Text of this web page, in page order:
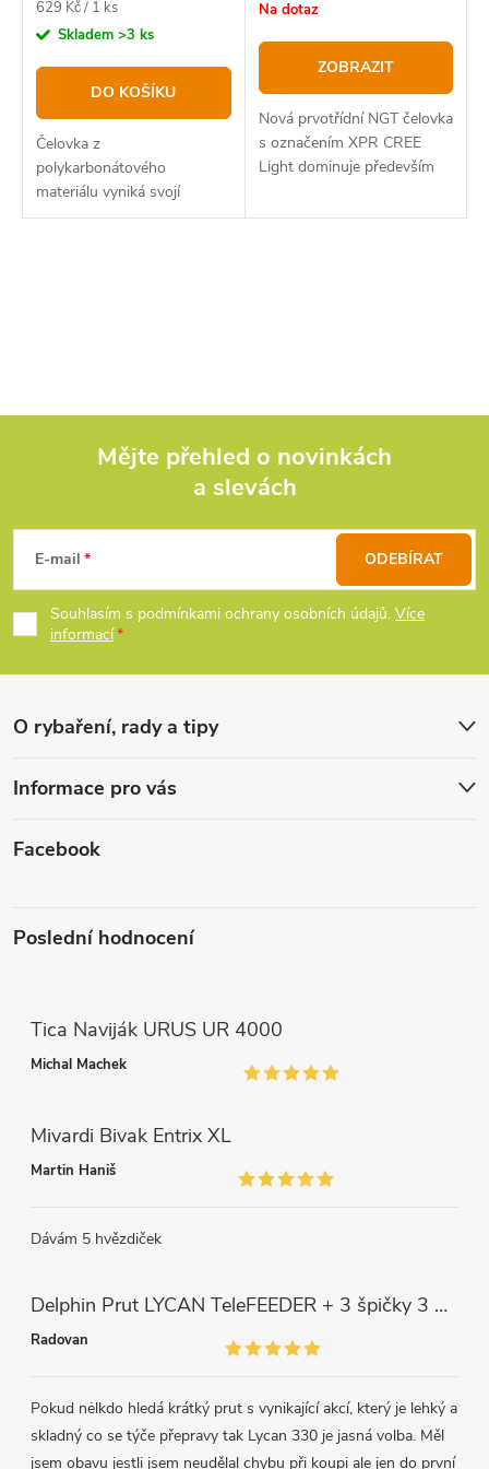
Měrná
cena:
629 Kč / 1 ks
Skladem >3 ks
DO KOŠÍKU
Čelovka z
polykarbonátového
materiálu vyniká svojí
lehkostí, využitím a rychlým
Na dotaz
ZOBRAZIT
Nová prvotřídní NGT čelovka
s označením XPR CREE
Light dominuje především
vysokou kvalitou.
á
c
í
p
r
v
y
v
p
s
u
p
a
Mějte přehled o novinkách
a slevách
E-mail
Souhlasím s podmínkami ochrany osobních údajů. Více
informací
ODEBÍRAT
O rybaření, rady a tipy
Informace pro vás
Facebook
Poslední hodnocení
Tica Naviják URUS UR 4000
Michal Machek
Mivardi Bivak Entrix XL
Martin Haniš
Dávám 5 hvězdiček
Delphin Prut LYCAN TeleFEEDER + 3 špičky 3 m, 80 g
Radovan
Pokud nėlkdo hledá krátký prut s vynikající akcí, který je lehký a
skladný co se týče přepravy tak Lycan 330 je jasná volba. Měl
jsem obavu jestli jsem neudělal chybu při koupi ale jen do první